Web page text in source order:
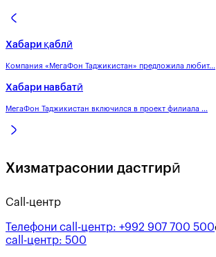
Хабари қаблӣ
Компания «МегаФон Таджикистан» предложила любит...
Хабари навбатӣ
МегаФон Таджикистан включился в проект филиала ...
Хизматрасонии дастгирӣ
Call-центр
Телефони call-центр: +992 907 700 500
call-центр: 500